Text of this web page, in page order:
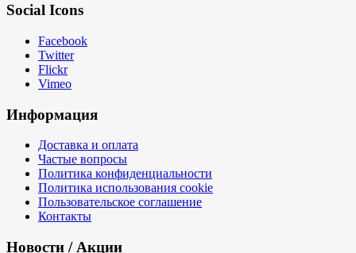
Social Icons
Facebook
Twitter
Flickr
Vimeo
Информация
Доставка и оплата
Частые вопросы
Политика конфиденциальности
Политика использования cookie
Пользовательское соглашение
Контакты
Новости / Акции